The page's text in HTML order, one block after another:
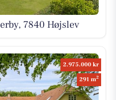
7840 Højslev
2.975.000 kr
291 m2